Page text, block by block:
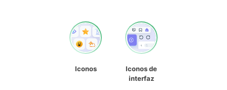
Iconos
Iconos de
interfaz